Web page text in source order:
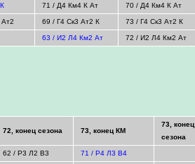
71 / Д4 Км4 К Ат 70 / Д4 Км4 К Ат
Ат2 69 / Г4 Ск3 Ат2 К 73 / Г4 Ск3 Ат2 К
63 / И2 Л4 Км2 Ат 72 / И2 Л4 Км2 Ат
72, конец сезона 73, конец КМ
73, конец
сезона
62 / Р3 Л2 В3 71 / Р4 Л3 В4